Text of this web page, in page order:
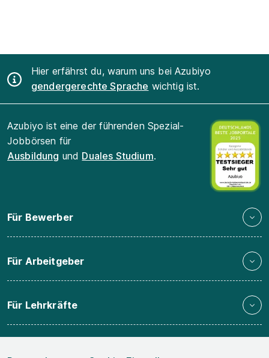
Hier erfährst du, warum uns bei Azubiyo
gendergerechte Sprache wichtig ist.
Azubiyo ist eine der führenden Spezial-
Jobbörsen für
Ausbildung und Duales Studium.
Für Bewerber
Für Arbeitgeber
Für Lehrkräfte